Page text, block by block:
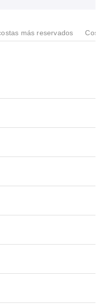
más reservados